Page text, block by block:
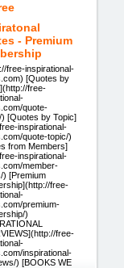
- Premium
free-inspirational-
[Quotes by
free-
quote-
[Quotes by Topic]
inspirational-
quote-topic/)
from Members]
inspirational-
member-
) [Premium
free-
premium-
)
free-
inspirational-
) [BOOKS WE